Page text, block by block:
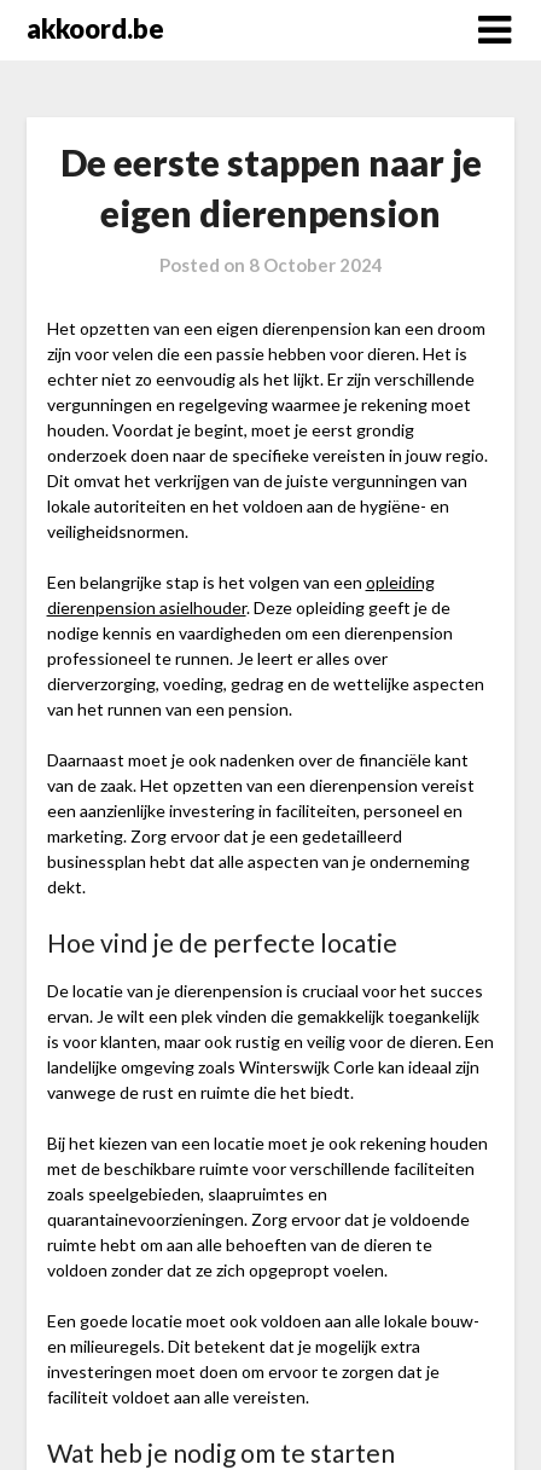
akkoord.be
De eerste stappen naar je
eigen dierenpension
Posted on 8 October 2024
Het opzetten van een eigen dierenpension kan een droom
zijn voor velen die een passie hebben voor dieren. Het is
echter niet zo eenvoudig als het lijkt. Er zijn verschillende
vergunningen en regelgeving waarmee je rekening moet
houden. Voordat je begint, moet je eerst grondig
onderzoek doen naar de specifieke vereisten in jouw regio.
Dit omvat het verkrijgen van de juiste vergunningen van
lokale autoriteiten en het voldoen aan de hygiëne- en
veiligheidsnormen.
Een belangrijke stap is het volgen van een opleiding
dierenpension asielhouder. Deze opleiding geeft je de
nodige kennis en vaardigheden om een dierenpension
professioneel te runnen. Je leert er alles over
dierverzorging, voeding, gedrag en de wettelijke aspecten
van het runnen van een pension.
Daarnaast moet je ook nadenken over de financiële kant
van de zaak. Het opzetten van een dierenpension vereist
een aanzienlijke investering in faciliteiten, personeel en
marketing. Zorg ervoor dat je een gedetailleerd
businessplan hebt dat alle aspecten van je onderneming
dekt.
Hoe vind je de perfecte locatie
De locatie van je dierenpension is cruciaal voor het succes
ervan. Je wilt een plek vinden die gemakkelijk toegankelijk
is voor klanten, maar ook rustig en veilig voor de dieren. Een
landelijke omgeving zoals Winterswijk Corle kan ideaal zijn
vanwege de rust en ruimte die het biedt.
Bij het kiezen van een locatie moet je ook rekening houden
met de beschikbare ruimte voor verschillende faciliteiten
zoals speelgebieden, slaapruimtes en
quarantainevoorzieningen. Zorg ervoor dat je voldoende
ruimte hebt om aan alle behoeften van de dieren te
voldoen zonder dat ze zich opgepropt voelen.
Een goede locatie moet ook voldoen aan alle lokale bouw-
en milieuregels. Dit betekent dat je mogelijk extra
investeringen moet doen om ervoor te zorgen dat je
faciliteit voldoet aan alle vereisten.
Wat heb je nodig om te starten